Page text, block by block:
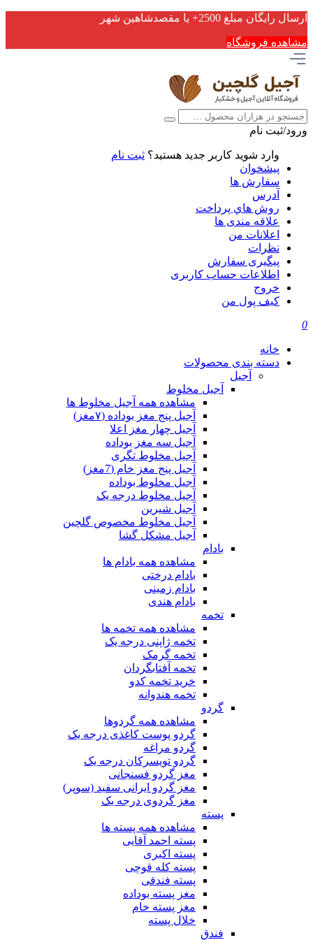
ارسال رایگان مبلغ 2500+ یا مقصدشاهین شهر
مشاهده فروشگاه
ورود/ثبت نام
وارد شوید کاربر جدید هستید؟ ثبت نام
پیشخوان
سفارش ها
آدرس
روش هاي پرداخت
علاقه مندی ها
اعلانات من
نظرات
پیگیری سفارش
اطلاعات حساب كاربری
خروج
کیف پول من
0
خانه
دسته بندی محصولات
آجیل
آجیل مخلوط
مشاهده همه آجیل مخلوط ها
آجیل پنج مغز بوداده (۷مغز)
آجیل چهار مغز اعلا
آجیل سه مغز بوداده
آجیل مخلوط تگری
آجیل پنج مغز خام (7مغز)
آجیل مخلوط بوداده
آجیل مخلوط درجه یک
آجیل شیرین
آجیل مخلوط مخصوص گلچین
آجیل مشکل گشا
بادام
مشاهده همه بادام ها
بادام درختی
بادام زمینی
بادام هندی
تخمه
مشاهده همه تخمه ها
تخمه ژاپنی درجه یک
تخمه گرمک
تخمه آفتابگردان
خرید تخمه کدو
تخمه هندوانه
گردو
مشاهده همه گردوها
گردو پوست کاغذی درجه یک
گردو مراغه
گردو تویسرکان درجه یک
مغز گردو فسنجانی
مغز گردو ایرانی سفید (سوپر)
مغز گردوی درجه یک
پسته
مشاهده همه پسته ها
پسته احمد آقایی
پسته اکبری
پسته کله قوچی
پسته فندقی
مغز پسته بوداده
مغز پسته خام
خلال پسته
فندق